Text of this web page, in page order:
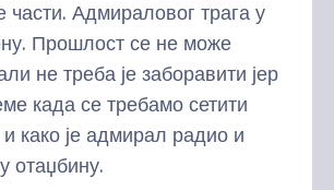
Адмираловог трага у
Прошлост се не може
не треба је заборавити јер
када се требамо сетити
како је адмирал радио и
отаџбину.